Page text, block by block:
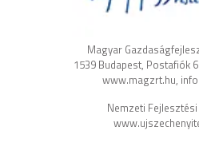
Magyar
1539 Budapest, Postafiók
www.magzrt.hu,
Nemzeti